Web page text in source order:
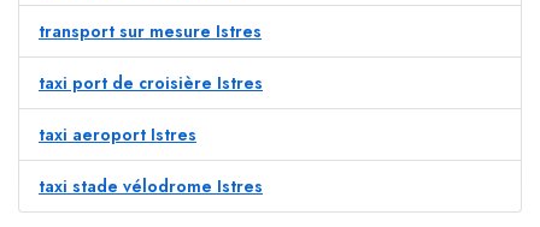
transport sur mesure Istres
taxi port de croisière Istres
taxi aeroport Istres
taxi stade vélodrome Istres